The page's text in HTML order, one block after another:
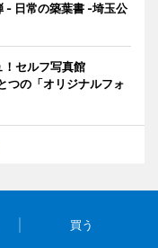
- 日常の築葉書 -埼玉公
セルフ写真館
つの「オリジナルフォ
買う